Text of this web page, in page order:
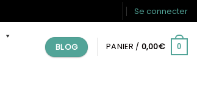
Se connecter
BLOG PANIER / 0,00€ 0